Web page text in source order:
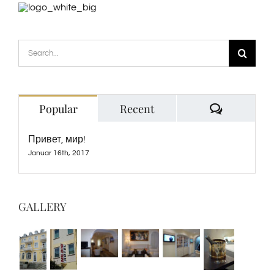
Search
for:
Popular Recent
Привет, мир!
Januar 16th, 2017
GALLERY